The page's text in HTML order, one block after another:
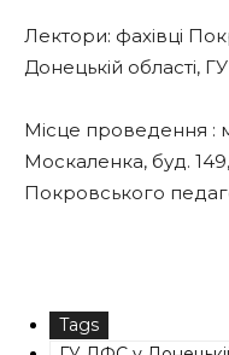
Лектори: фахівці
Донецькій області,
Місце проведення :
Москаленка, буд.
Покровського
Tags